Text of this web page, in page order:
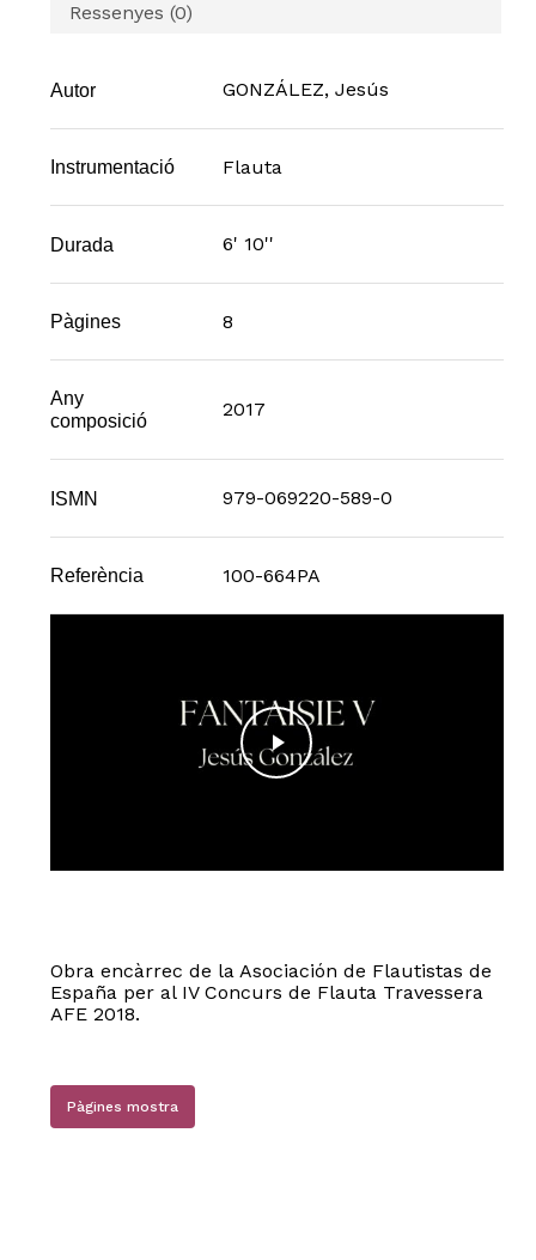
Ressenyes (0)
Autor GONZÁLEZ, Jesús
Instrumentació Flauta
Durada 6' 10''
Pàgines 8
Any
composició
2017
ISMN 979-069220-589-0
Referència 100-664PA
Play Video
Obra encàrrec de la Asociación de Flautistas de
España per al IV Concurs de Flauta Travessera
AFE 2018.
Pàgines mostra